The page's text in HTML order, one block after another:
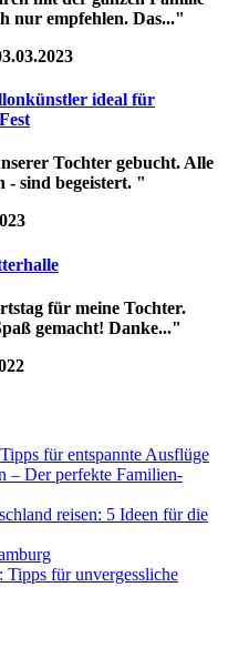
nur empfehlen. Das..."
ideal für
Tochter gebucht. Alle
sind begeistert. "
für meine Tochter.
gemacht! Danke..."
für entspannte Ausflüge
– Der perfekte Familien-
reisen: 5 Ideen für die
für unvergessliche